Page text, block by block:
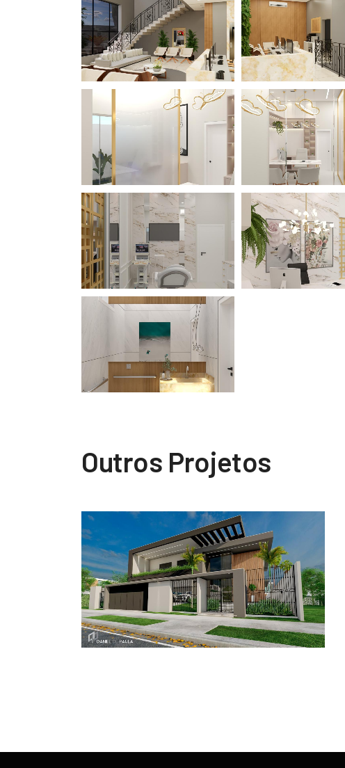
Outros Projetos